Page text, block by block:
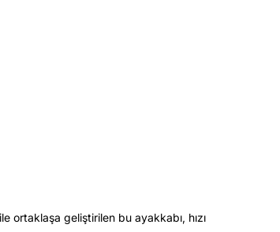
ortaklaşa geliştirilen bu ayakkabı, hızı